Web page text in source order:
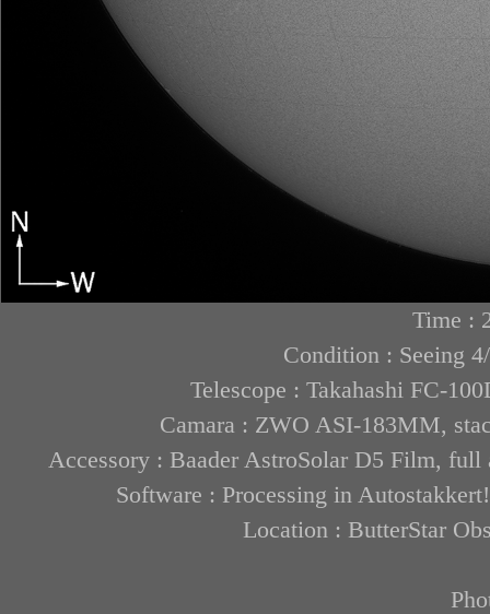
Time :
Condition : Seeing
Telescope : Takahashi FC-
Camara : ZWO ASI-183MM,
Accessory : Baader AstroSolar D5 Film,
Software : Processing in
Location : ButterStar